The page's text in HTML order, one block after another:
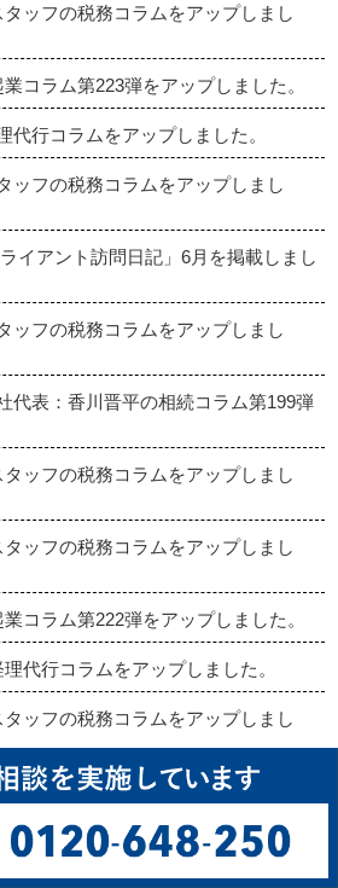
ッフの税務コラムをアップしまし
コラム第223弾をアップしました。
行コラムをアップしました。
フの税務コラムをアップしまし
イアント訪問日記」6月を掲載しまし
フの税務コラムをアップしまし
表：香川晋平の相続コラム第199弾
ッフの税務コラムをアップしまし
ッフの税務コラムをアップしまし
コラム第222弾をアップしました。
代行コラムをアップしました。
ッフの税務コラムをアップしまし
ッフの税務コラムをアップしまし
代表：香川晋平の相続コラム第198